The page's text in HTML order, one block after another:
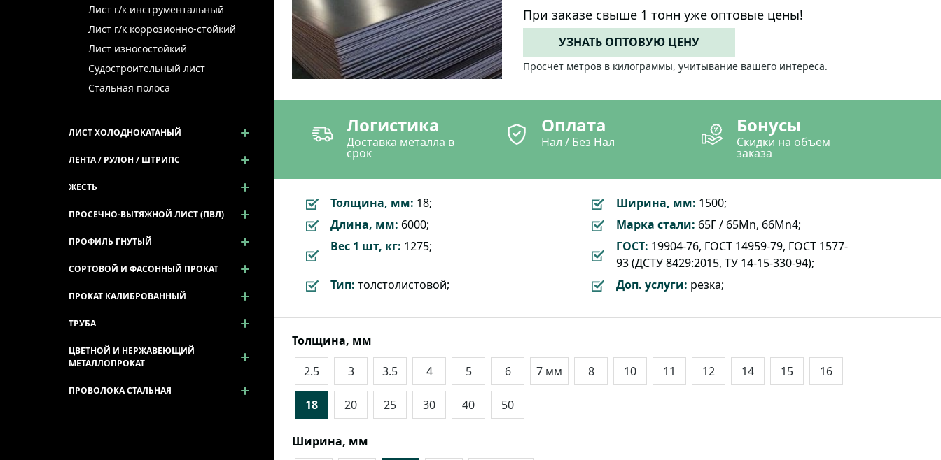
При заказе свыше 1 тонн уже оптовые цены!
УЗНАТЬ ОПТОВУЮ ЦЕНУ
Просчет метров в килограммы, учитывание вашего интереса.
Логистика
Доставка металла в
срок
Оплата
Нал / Без Нал
Бонусы
Скидки на объем
заказа
Толщина, мм: 18; Ширина, мм: 1500;
Длина, мм: 6000; Марка стали: 65Г / 65Mn, 66Mn4;
Вес 1 шт, кг: 1275; ГОСТ: 19904-76, ГОСТ 14959-79, ГОСТ 1577-
93 (ДСТУ 8429:2015, ТУ 14-15-330-94);
Тип: толстолистовой; Доп. услуги: резка;
Толщина, мм
2.5
3 3.5 4 5 6 7 мм 8 10 11 12 14 15 16
18 20 25 30 40 50
Ширина, мм
Лист г/к инструментальный
Лист г/к коррозионно-стойкий
Лист износостойкий
Судостроительный лист
Стальная полоса
ЛИСТ ХОЛОДНОКАТАНЫЙ
ЛЕНТА / РУЛОН / ШТРИПС
ЖЕСТЬ
ПРОСЕЧНО-ВЫТЯЖНОЙ ЛИСТ (ПВЛ)
ПРОФИЛЬ ГНУТЫЙ
СОРТОВОЙ И ФАСОННЫЙ ПРОКАТ
ПРОКАТ КАЛИБРОВАННЫЙ
ТРУБА
ЦВЕТНОЙ И НЕРЖАВЕЮЩИЙ
МЕТАЛЛОПРОКАТ
ПРОВОЛОКА СТАЛЬНАЯ